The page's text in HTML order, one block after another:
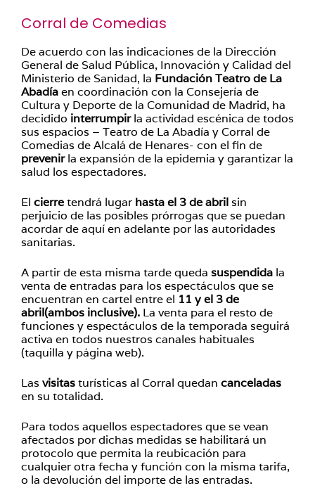
Corral de Comedias
De acuerdo con las indicaciones de la Dirección
General de Salud Pública, Innovación y Calidad del
Ministerio de Sanidad, la Fundación Teatro de La
Abadíaen coordinación con la Consejería de
Cultura y Deporte de la Comunidad de Madrid, ha
decidido interrumpirla actividad escénica de todos
sus espacios – Teatro de La Abadía y Corral de
Comedias de Alcalá de Henares- con el fin de
prevenirla expansión de la epidemia y garantizar la
salud los espectadores.
El cierretendrá lugar hasta el 3 de abrilsin
perjuicio de las posibles prórrogas que se puedan
acordar de aquí en adelante por las autoridades
sanitarias.
A partir de esta misma tarde queda suspendida la
venta de entradas para los espectáculos que se
encuentran en cartel entre el 11 y el 3 de
abril(ambos inclusive). La venta para el resto de
funciones y espectáculos de la temporada seguirá
activa en todos nuestros canales habituales
(taquilla y página web).
Las visitasturísticas al Corral quedan canceladas
en su totalidad.
Para todos aquellos espectadores que se vean
afectados por dichas medidas se habilitará un
protocolo que permita la reubicación para
cualquier otra fecha y función con la misma tarifa,
o la devolución del importe de las entradas.